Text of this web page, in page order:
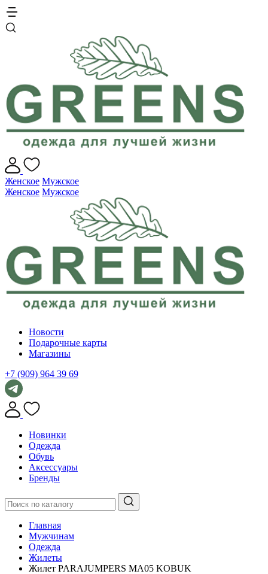
Женское Мужское
Женское Мужское
Новости
Подарочные карты
Магазины
+7 (909) 964 39 69
Новинки
Одежда
Обувь
Аксессуары
Бренды
Главная
Мужчинам
Одежда
Жилеты
Жилет PARAJUMPERS MA05 KOBUK